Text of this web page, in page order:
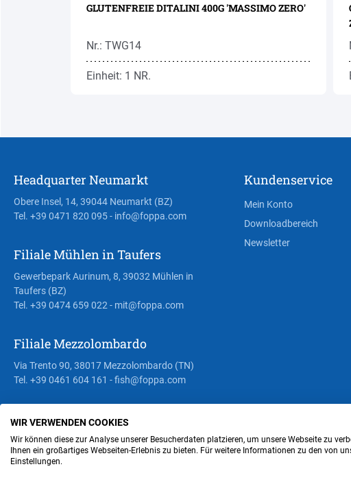
GLUTENFREIE DITALINI 400G 'MASSIMO ZERO'
Nr.: TWG14
Einheit: 1 NR.
Headquarter Neumarkt
Obere Insel, 14, 39044 Neumarkt (BZ)
Tel. +39 0471 820 095- info@foppa.com
Filiale Mühlen in Taufers
Gewerbepark Aurinum, 8, 39032 Mühlen in
Taufers (BZ)
Tel. +39 0474 659 022 - mit@foppa.com
Filiale Mezzolombardo
Via Trento 90, 38017 Mezzolombardo (TN)
Tel. +39 0461 604 161 - fish@foppa.com
Kundenservice
Mein Konto
Downloadbereich
Newsletter
Steuer- und MwSt.- Nr. IT00676670219
WIR VERWENDEN COOKIES
Wir können diese zur Analyse unserer Besucherdaten platzieren, um unsere Webseite zu
Ihnen ein großartiges Webseiten-Erlebnis zu bieten. Für weitere Informationen zu den von
Einstellungen.